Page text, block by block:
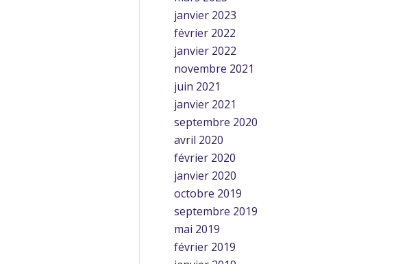
janvier 2023
février 2022
janvier 2022
novembre 2021
juin 2021
janvier 2021
septembre 2020
avril 2020
février 2020
janvier 2020
octobre 2019
septembre 2019
mai 2019
février 2019